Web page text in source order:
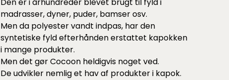
Den er i århundreder blevet brugt til fyld i
madrasser, dyner, puder, bamser osv.
Men da polyester vandt indpas, har den
syntetiske fyld efterhånden erstattet kapokken
i mange produkter.
Men det gør Cocoon heldigvis noget ved.
De udvikler nemlig et hav af produkter i kapok.